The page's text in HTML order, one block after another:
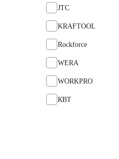
JTC
KRAFTOOL
Rockforce
WERA
WORKPRO
КВТ